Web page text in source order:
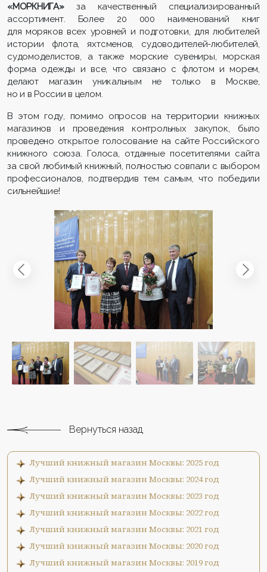
«МОРКНИГА» за качественный специализированный
ассортимент. Более 20 000 наименований книг
для моряков всех уровней и подготовки, для любителей
истории флота, яхтсменов, судоводителей-любителей,
судомоделистов, а также морские сувениры, морская
форма одежды и все, что связано с флотом и морем,
делают магазин уникальным не только в Москве,
но и в России в целом.
В этом году, помимо опросов на территории книжных
магазинов и проведения контрольных закупок, было
проведено открытое голосование на сайте Российского
книжного союза. Голоса, отданные посетителями сайта
за свой любимый книжный, полностью совпали с выбором
профессионалов, подтвердив тем самым, что победили
сильнейшие!
Вернуться назад
Лучший книжный магазин Москвы: 2025 год
Лучший книжный магазин Москвы: 2024 год
Лучший книжный магазин Москвы: 2023 год
Лучший книжный магазин Москвы: 2022 год
Лучший книжный магазин Москвы: 2021 год
Лучший книжный магазин Москвы: 2020 год
Лучший книжный магазин Москвы: 2019 год